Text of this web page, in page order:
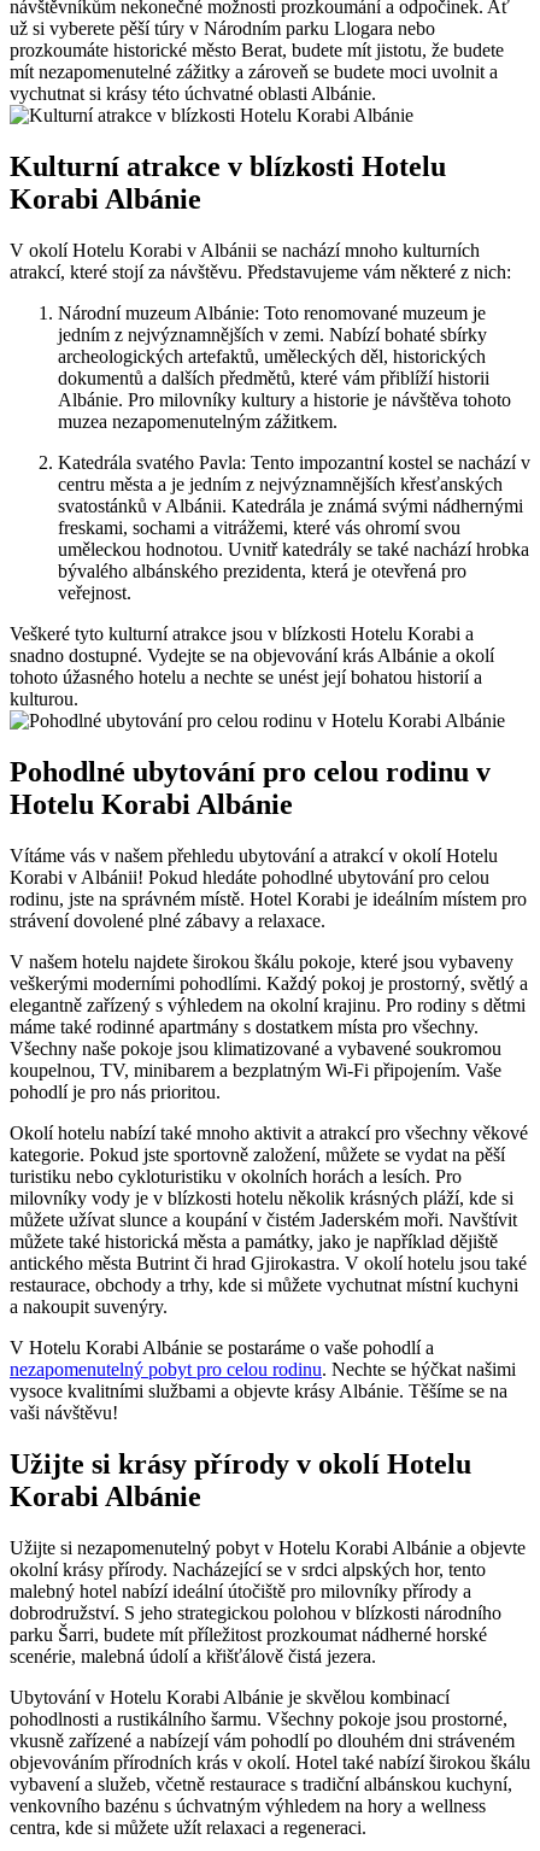
návštěvníkům nekonečné možnosti prozkoumání a‌ odpočinek. Ať ​
už si vyberete pěší túry ​v Národním⁢ parku Llogara⁣ nebo
prozkoumáte historické město Berat, budete mít ⁣jistotu, ‌že budete⁢
mít nezapomenutelné zážitky ​a zároveň se budete moci ⁤uvolnit a
vychutnat ‌si krásy této úchvatné ⁢oblasti Albánie.
Kulturní atrakce v blízkosti Hotelu
Korabi Albánie
V okolí Hotelu Korabi v Albánii se ⁣nachází mnoho kulturních
atrakcí, které stojí ‍za návštěvu. Představujeme ⁣vám některé z nich:
Národní ⁤muzeum Albánie: Toto renomované‍ muzeum je
jedním z nejvýznamnějších v ⁣zemi. ⁣Nabízí bohaté sbírky
archeologických artefaktů, uměleckých děl, historických
dokumentů a dalších ⁣předmětů, které vám přiblíží historii
Albánie. Pro milovníky ‌kultury ​a historie je⁤ návštěva ⁢tohoto
muzea‌ nezapomenutelným ⁤zážitkem.
Katedrála svatého ⁣Pavla: Tento impozantní kostel se nachází v⁤
centru ​města a je jedním z ​nejvýznamnějších ‌křesťanských
svatostánků v Albánii.​ Katedrála je ‌známá ‌svými‌ nádhernými
freskami,⁢ sochami a⁤ vitrážemi, které vás ohromí svou
uměleckou hodnotou. Uvnitř⁤ katedrály se také nachází hrobka
‌bývalého albánského‌ prezidenta, ⁤která je otevřená pro
⁣veřejnost.
Veškeré tyto ‌kulturní atrakce⁤ jsou v blízkosti Hotelu Korabi a
snadno dostupné. Vydejte se na objevování krás Albánie ⁢a okolí
tohoto úžasného ​hotelu a nechte‌ se‍ unést⁣ její bohatou​ historií a
kulturou.
Pohodlné ubytování pro celou rodinu v
‌Hotelu ​Korabi ​Albánie
Vítáme ‌vás‍ v našem přehledu ubytování a ⁢atrakcí v okolí Hotelu
Korabi ​v ⁣Albánii! Pokud⁣ hledáte pohodlné ubytování pro celou
rodinu, jste na správném místě. Hotel Korabi ⁢je ideálním ​místem⁣ pro
strávení dovolené plné zábavy a relaxace.
V našem hotelu najdete širokou škálu pokoje, které jsou ⁣vybaveny
veškerými moderními‌ pohodlími. Každý‍ pokoj je prostorný, ​světlý a
elegantně zařízený s výhledem na okolní krajinu. Pro rodiny s dětmi
máme ⁤také rodinné apartmány s dostatkem⁤ místa pro⁤ všechny.
Všechny naše pokoje‍ jsou klimatizované⁤ a ‍vybavené soukromou
koupelnou, TV, minibarem a bezplatným Wi-Fi připojením. Vaše​
pohodlí⁢ je pro nás​ prioritou.
Okolí hotelu⁣ nabízí také mnoho aktivit ⁤a atrakcí pro všechny ‌věkové
‍kategorie. Pokud ⁤jste sportovně založení, můžete se vydat ​na pěší
turistiku nebo‌ cykloturistiku v okolních horách a lesích. Pro
milovníky vody je ​v blízkosti hotelu několik krásných⁤ pláží, kde ⁤si
‍můžete užívat slunce a koupání v čistém Jaderském moři. Navštívit
můžete také historická města ​a památky, ⁢jako je například dějiště
antického města ⁢Butrint ⁤či ‌hrad Gjirokastra. V⁤ okolí hotelu jsou také
restaurace, obchody ⁢a trhy, kde si⁣ můžete ⁤vychutnat ‌místní kuchyni
a nakoupit suvenýry.
V ​Hotelu Korabi‌ Albánie se postaráme o vaše‍ pohodlí a
nezapomenutelný pobyt pro celou rodinu. Nechte se hýčkat‍ našimi
vysoce kvalitními službami a objevte​ krásy‍ Albánie. Těšíme⁣ se na
vaši návštěvu!
Užijte ‌si krásy přírody v okolí Hotelu
Korabi Albánie
Užijte si nezapomenutelný ⁤pobyt v Hotelu​ Korabi Albánie a ‍objevte
‍okolní krásy přírody.⁢ Nacházející⁤ se v srdci alpských hor, tento
malebný​ hotel nabízí ideální ⁢útočiště ‌pro milovníky ​přírody ‌a
dobrodružství. S jeho​ strategickou polohou v blízkosti národního
parku Šarri, budete mít příležitost ⁤prozkoumat ⁣nádherné horské
scenérie, malebná údolí a křišťálově čistá jezera.
Ubytování v Hotelu Korabi Albánie je skvělou ‌kombinací
pohodlnosti a​ rustikálního šarmu. Všechny pokoje ⁣jsou prostorné,
vkusně zařízené a nabízejí vám pohodlí po⁢ dlouhém dni stráveném
objevováním přírodních krás‍ v ⁤okolí. Hotel také nabízí‍ širokou škálu
vybavení a služeb, včetně restaurace ‌s ​tradiční albánskou ‌kuchyní,
⁤venkovního bazénu s úchvatným⁤ výhledem na hory a wellness
centra, kde si můžete ⁤užít relaxaci⁣ a regeneraci.